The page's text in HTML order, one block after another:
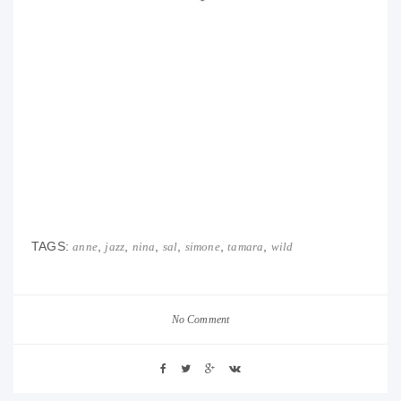
TAGS:anne, jazz nina sal simone,tamara wild
No Comment